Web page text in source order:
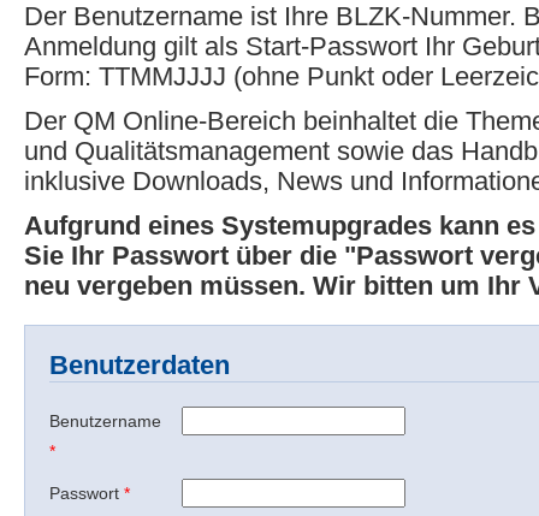
Der Benutzername ist Ihre BLZK-Nummer.
Anmeldung gilt als Start-Passwort Ihr
Form: TTMMJJJJ (ohne Punkt oder
Der QM Online-Bereich beinhaltet die
und Qualitätsmanagement sowie das
inklusive Downloads, News und
Aufgrund eines Systemupgrades kann
Sie Ihr Passwort über die "Passwort
neu vergeben müssen. Wir bitten um Ihr
Benutzerdaten
Benutzername
*
Passwort *